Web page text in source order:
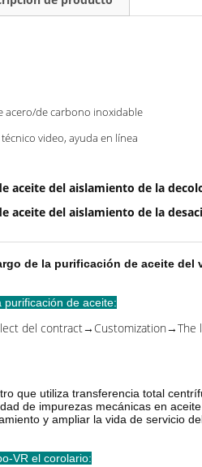
acero/de carbono inoxidable
video, ayuda en línea
aceite del aislamiento de la
aceite del aislamiento de la
de la purificación de aceite del
purificación de aceite:
del contract→Customization→The
que utiliza transferencia total
de impurezas mecánicas en
y ampliar la vida de servicio
VR el corolario: